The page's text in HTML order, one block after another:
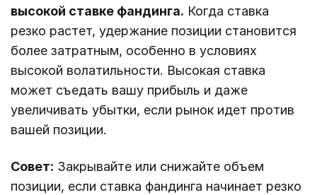
высокой ставке фандинга. Когда ставка
резко растет, удержание позиции становится
более затратным, особенно в условиях
высокой волатильности. Высокая ставка
может съедать вашу прибыль и даже
увеличивать убытки, если рынок идет против
вашей позиции.
Совет: Закрывайте или снижайте объем
позиции, если ставка фандинга начинает резко